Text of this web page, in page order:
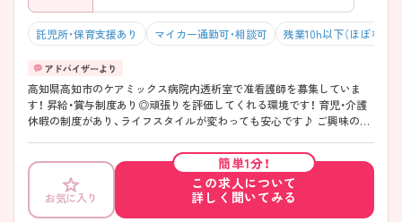
託児所・保育支援あり マイカー通勤可・相談可 残業10h以下（ほぼなし）
高知県高知市のケアミックス病院内透析室で准看護師を募集していま
す！ 昇給・賞与制度あり◎頑張りを評価してくれる環境です！ 育児・介護
休暇の制度があり、ライフスタイルが変わっても安心です♪ ご興味のあ
お気に入り
簡単1分！
この求人について
詳しく聞いてみる